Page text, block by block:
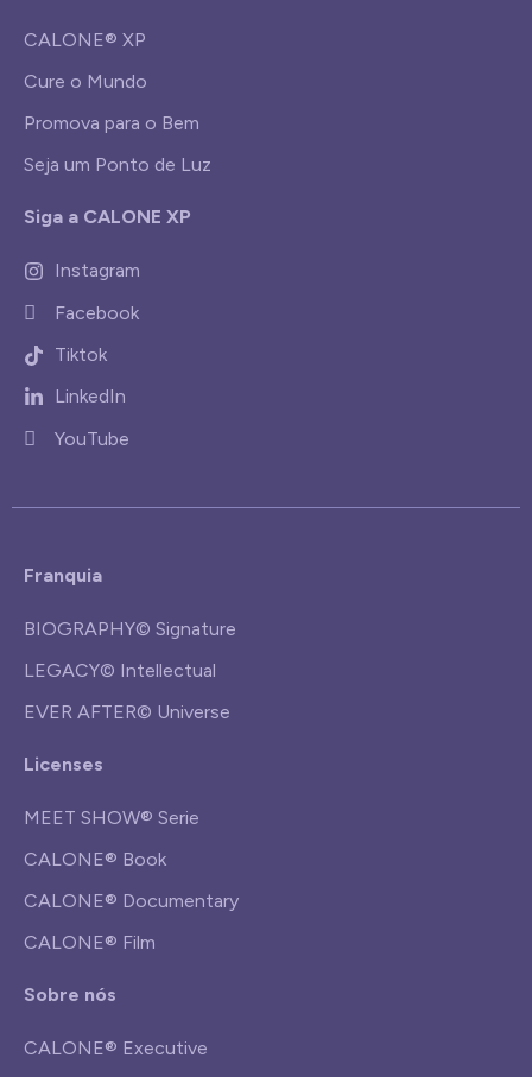
CALONE® XP
Cure o Mundo
Promova para o Bem
Seja um Ponto de Luz
Siga a CALONE XP
Instagram
Facebook
Tiktok
LinkedIn
YouTube
Franquia
BIOGRAPHY© Signature
LEGACY© Intellectual
EVER AFTER© Universe
Licenses
MEET SHOW® Serie
CALONE® Book
CALONE® Documentary
CALONE® Film
Sobre nós
CALONE® Executive